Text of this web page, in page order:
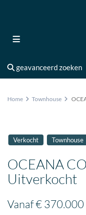
geavanceerd zoeken
Home Townhouse
Verkocht Townhouse
OCEANA
Uitverkocht
Vanaf€ 370.000